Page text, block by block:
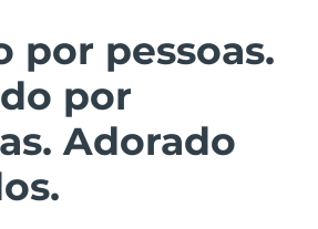
por pessoas.
por
Adorado
4 kit
massage
Lifting facial
2 kit
toning
Entrega prevista
Entrega prevista9/8/26